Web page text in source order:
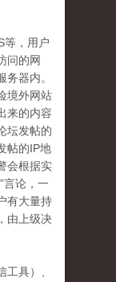
等，用户
问的网
器内。
境外网站
来的内容
坛发帖的
帖的IP地
会根据实
言论，一
有大量持
由上级决
具）、